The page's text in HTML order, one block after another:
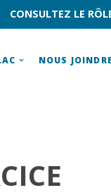
CONSULTEZ LE
NOUS JOINDRE